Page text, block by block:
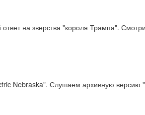
на зверства "короля Трампа".
Nebraska". Слушаем архивную версию